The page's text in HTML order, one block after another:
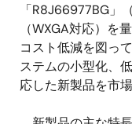
「R8J66977BG」
（WXGA対応）を
コスト低減を図っ
ステムの小型化、
応した新製品を市